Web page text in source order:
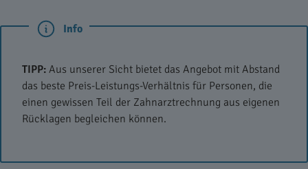
Info
TIPP: Aus unserer Sicht bietet das Angebot mit Abstand
das beste Preis-Leistungs-Verhältnis für Personen, die
einen gewissen Teil der Zahnarztrechnung aus eigenen
Rücklagen begleichen können.